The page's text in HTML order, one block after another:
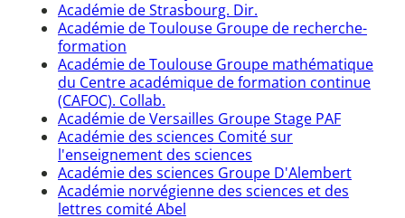
Académie de Strasbourg. Dir.
Académie de Toulouse Groupe de recherche-
formation
Académie de Toulouse Groupe mathématique
du Centre académique de formation continue
(CAFOC). Collab.
Académie de Versailles Groupe Stage PAF
Académie des sciences Comité sur
l'enseignement des sciences
Académie des sciences Groupe D'Alembert
Académie norvégienne des sciences et des
lettres comité Abel